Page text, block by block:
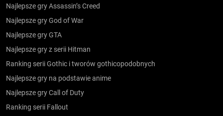
Najlepsze gry Assassin’s Creed
Najlepsze gry God of War
Najlepsze gry GTA
Najlepsze gry z serii Hitman
Ranking serii Gothic i tworów gothicopodobnych
Najlepsze gry na podstawie anime
Najlepsze gry Call of Duty
Ranking serii Fallout